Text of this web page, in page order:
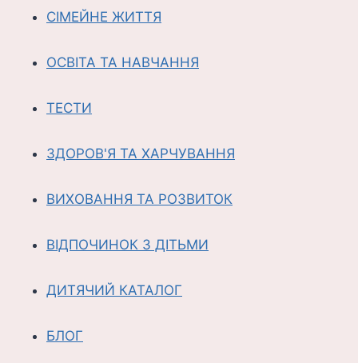
СІМЕЙНЕ ЖИТТЯ
ОСВІТА ТА НАВЧАННЯ
ТЕСТИ
ЗДОРОВ'Я ТА ХАРЧУВАННЯ
ВИХОВАННЯ ТА РОЗВИТОК
ВІДПОЧИНОК З ДІТЬМИ
ДИТЯЧИЙ КАТАЛОГ
БЛОГ